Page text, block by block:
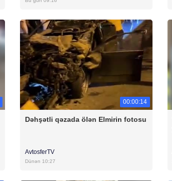
00:00:14
Dəhşətli qəzada ölən Elmirin fotosu
AvtosferTV
Dünən 10:27